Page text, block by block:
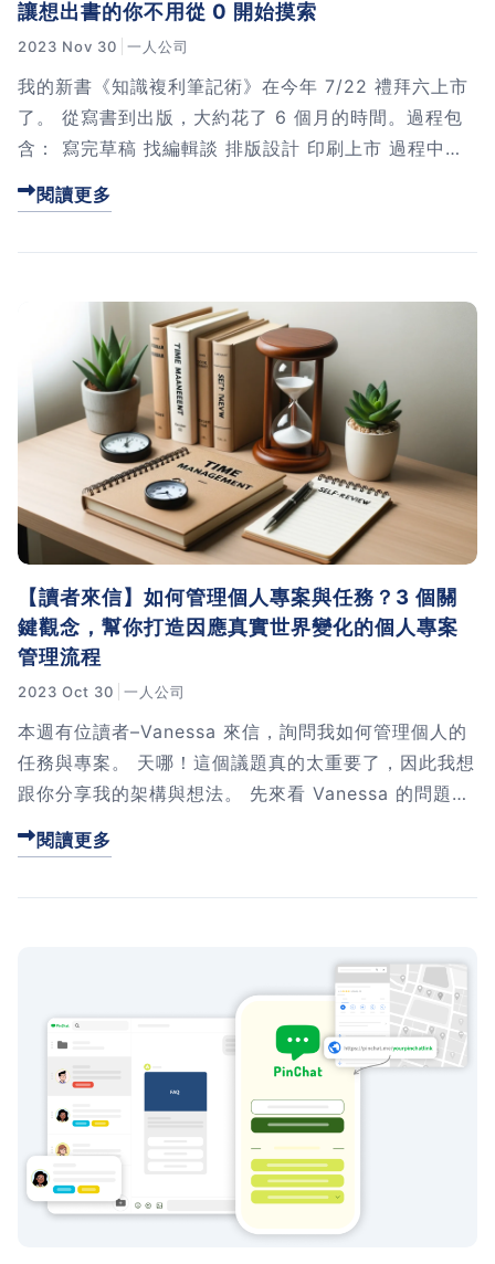
讓想出書的你不用從 0 開始摸索
2023 Nov 30 一人公司
我的新書《知識複利筆記術》在今年 7/22 禮拜六上市
了。 從寫書到出版，大約花了 6 個月的時間。過程包
含： 寫完草稿 找編輯談 排版設計 印刷上市 過程中
受...
閱讀更多
【讀者來信】如何管理個人專案與任務？3 個關
鍵觀念，幫你打造因應真實世界變化的個人專案
管理流程
2023 Oct 30 一人公司
本週有位讀者–Vanessa 來信，詢問我如何管理個人的
任務與專案。 天哪！這個議題真的太重要了，因此我想
跟你分享我的架構與想法。 先來看 Vanessa 的問題：
閱讀更多